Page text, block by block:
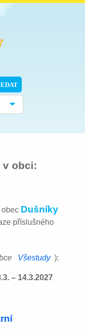
v obci:
obec Dušníky
příslušného
Všestudy ):
– 14.3.2027